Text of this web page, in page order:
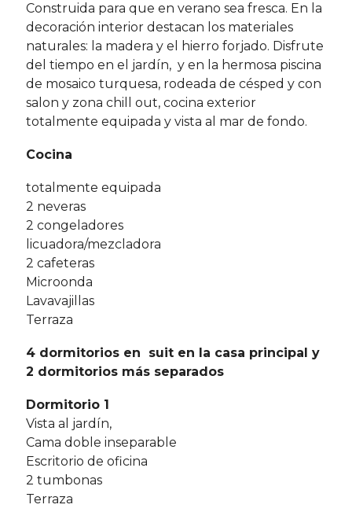
Construida para que en verano sea fresca. En la
decoración interior destacan los materiales
naturales: la madera y el hierro forjado. Disfrute
del tiempo en el jardín, y en la hermosa piscina
de mosaico turquesa, rodeada de césped y con
salon y zona chill out, cocina exterior
totalmente equipada y vista al mar de fondo.
Cocina
totalmente equipada
2 neveras
2 congeladores
licuadora/mezcladora
2 cafeteras
Microonda
Lavavajillas
Terraza
4 dormitorios en suit en la casa principal y
2 dormitorios más separados
Dormitorio 1
Vista al jardín,
Cama doble inseparable
Escritorio de oficina
2 tumbonas
Terraza